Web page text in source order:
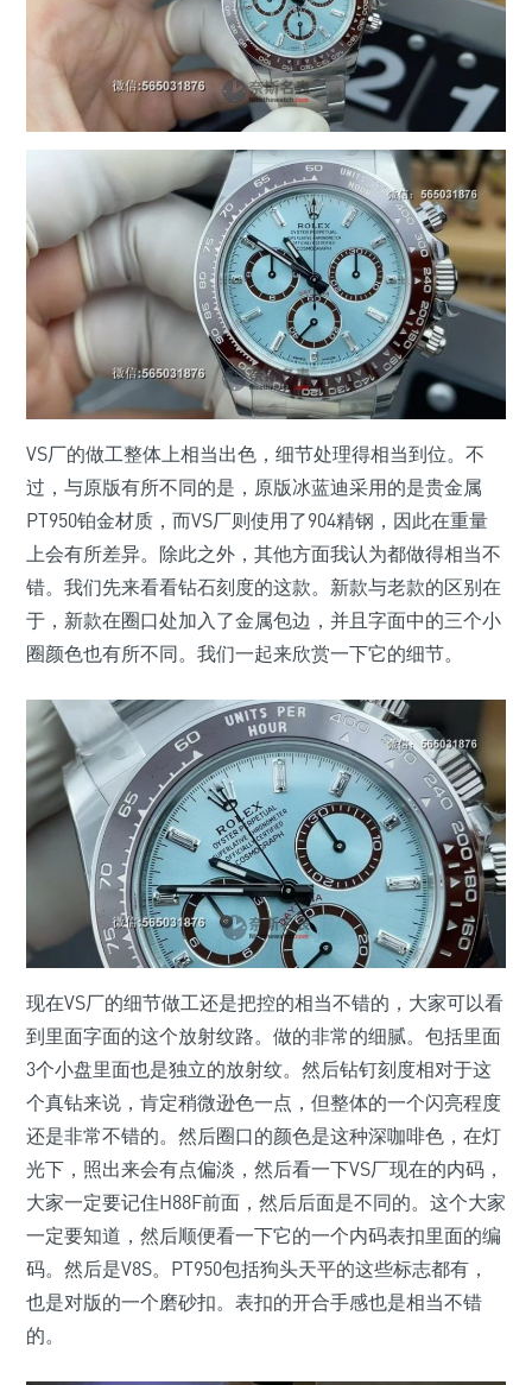
VS厂的做工整体上相当出色，细节处理得相当到位。不
过，与原版有所不同的是，原版冰蓝迪采用的是贵金属
PT950铂金材质，而VS厂则使用了904精钢，因此在重量
上会有所差异。除此之外，其他方面我认为都做得相当不
错。我们先来看看钻石刻度的这款。新款与老款的区别在
于，新款在圈口处加入了金属包边，并且字面中的三个小
圈颜色也有所不同。我们一起来欣赏一下它的细节。
现在VS厂的细节做工还是把控的相当不错的，大家可以看
到里面字面的这个放射纹路。做的非常的细腻。包括里面
3个小盘里面也是独立的放射纹。然后钻钉刻度相对于这
个真钻来说，肯定稍微逊色一点，但整体的一个闪亮程度
还是非常不错的。然后圈口的颜色是这种深咖啡色，在灯
光下，照出来会有点偏淡，然后看一下VS厂现在的内码，
大家一定要记住H88F前面，然后后面是不同的。这个大家
一定要知道，然后顺便看一下它的一个内码表扣里面的编
码。然后是V8S。PT950包括狗头天平的这些标志都有，
也是对版的一个磨砂扣。表扣的开合手感也是相当不错
的。